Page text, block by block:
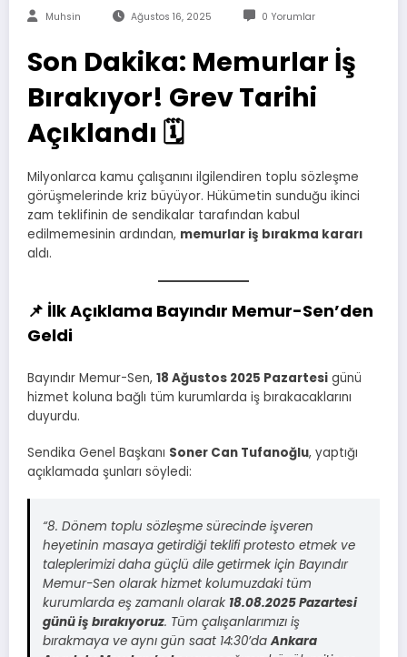
Muhsin Ağustos 16, 2025 0 Yorumlar
Son Dakika: Memurlar İş
Bırakıyor! Grev Tarihi
Açıklandı 🗓️
Milyonlarca kamu çalışanını ilgilendiren toplu sözleşme
görüşmelerinde kriz büyüyor. Hükümetin sunduğu ikinci
zam teklifinin de sendikalar tarafından kabul
edilmemesinin ardından, memurlar iş bırakma kararı
aldı.
📌 İlk Açıklama Bayındır Memur-Sen’den
Geldi
Bayındır Memur-Sen, 18 Ağustos 2025 Pazartesi günü
hizmet koluna bağlı tüm kurumlarda iş bırakacaklarını
duyurdu.
Sendika Genel Başkanı Soner Can Tufanoğlu, yaptığı
açıklamada şunları söyledi:
“8. Dönem toplu sözleşme sürecinde işveren
heyetinin masaya getirdiği teklifi protesto etmek ve
taleplerimizi daha güçlü dile getirmek için Bayındır
Memur-Sen olarak hizmet kolumuzdaki tüm
kurumlarda eş zamanlı olarak 18.08.2025 Pazartesi
günü iş bırakıyoruz. Tüm çalışanlarımızı iş
bırakmaya ve aynı gün saat 14:30’daAnkara